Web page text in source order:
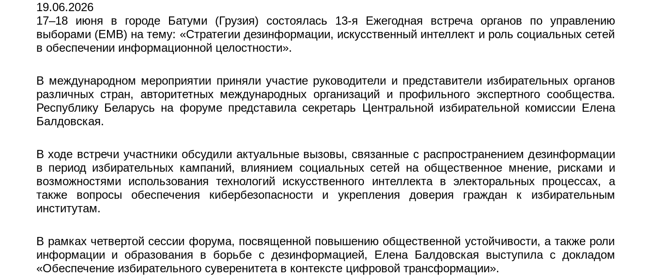
19.06.2026
17–18 июня в городе Батуми (Грузия) состоялась 13-я Ежегодная встреча органов по управлению
выборами (EMB) на тему: «Стратегии дезинформации, искусственный интеллект и роль социальных сетей
в обеспечении информационной целостности».
В международном мероприятии приняли участие руководители и представители избирательных органов
различных стран, авторитетных международных организаций и профильного экспертного сообщества.
Республику Беларусь на форуме представила секретарь Центральной избирательной комиссии Елена
Балдовская.
В ходе встречи участники обсудили актуальные вызовы, связанные с распространением дезинформации
в период избирательных кампаний, влиянием социальных сетей на общественное мнение, рисками и
возможностями использования технологий искусственного интеллекта в электоральных процессах, а
также вопросы обеспечения кибербезопасности и укрепления доверия граждан к избирательным
институтам.
В рамках четвертой сессии форума, посвященной повышению общественной устойчивости, а также роли
информации и образования в борьбе с дезинформацией, Елена Балдовская выступила с докладом
«Обеспечение избирательного суверенитета в контексте цифровой трансформации».